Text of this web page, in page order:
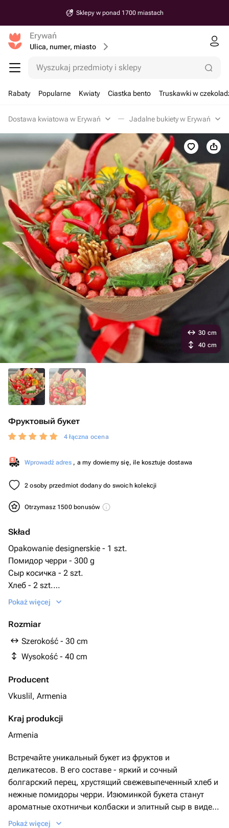
Sklepy w ponad 1700 miastach
Erywań
Ulica, numer, miasto
Wyszukaj przedmioty i sklepy
Rabaty Popularne Kwiaty Ciastka bento Truskawki w
Dostawa kwiatowa w Erywań Jadalne bukiety w Erywań
Фруктовый букет
4 łączna ocena
Wprowadź adres , a my dowiemy się, ile kosztuje dostawa
2 osoby przedmiot dodany do swoich kolekcji
Otrzymasz 1500 bonusów
Skład
Opakowanie designerskie - 1 szt.
Помидор черри - 300 g
Сыр косичка - 2 szt.
Хлеб - 2 szt.
Kiełbaski myśliwskie - 300 g
перец чили красный - 5 szt.
Pokaż więcej
Rozmiar
Szerokość - 30 cm
Wysokość - 40 cm
Producent
Vkuslil, Armenia
Kraj produkcji
Armenia
30 cm
40 cm
Встречайте уникальный букет из фруктов и
деликатесов. В его составе - яркий и сочный
болгарский перец, хрустящий свежевыпеченный хлеб и
нежные помидоры черри. Изюминкой букета станут
ароматные охотничьи колбаски и элитный сыр в виде
косички. Жгучий перец чили и пучок свежего
Pokaż więcej